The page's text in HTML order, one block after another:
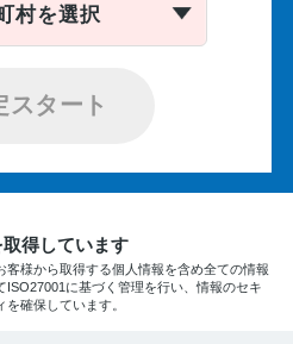
村を選択
スタート
取得しています
客様から取得する個人情報を含め全ての情報
ISO27001に基づく管理を行い、情報のセキ
を確保しています。